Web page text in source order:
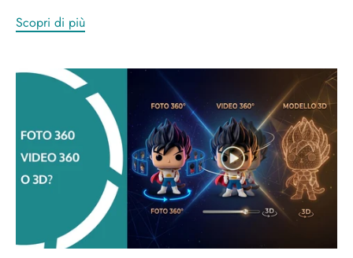
Scopri di più